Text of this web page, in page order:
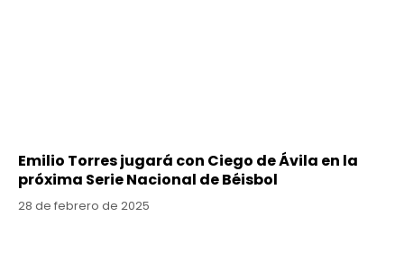
Emilio Torres jugará con Ciego de Ávila en la
próxima Serie Nacional de Béisbol
28 de febrero de 2025